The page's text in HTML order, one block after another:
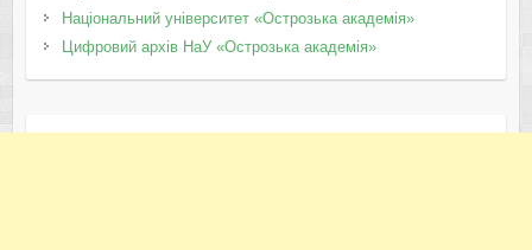
Національний університет «Острозька академія»
Цифровий архів НаУ «Острозька академія»